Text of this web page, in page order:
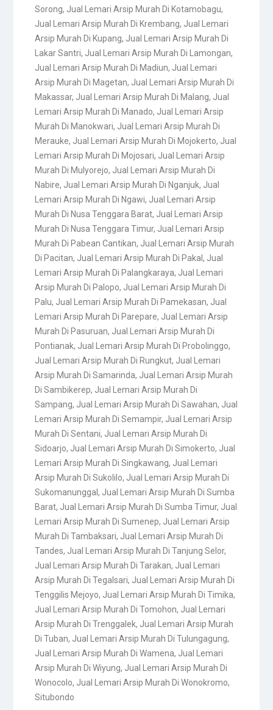
Sorong, Jual Lemari Arsip Murah Di Kotamobagu,
Jual Lemari Arsip Murah Di Krembang, Jual Lemari
Arsip Murah Di Kupang, Jual Lemari Arsip Murah Di
Lakar Santri, Jual Lemari Arsip Murah Di Lamongan,
Jual Lemari Arsip Murah Di Madiun, Jual Lemari
Arsip Murah Di Magetan, Jual Lemari Arsip Murah Di
Makassar, Jual Lemari Arsip Murah Di Malang, Jual
Lemari Arsip Murah Di Manado, Jual Lemari Arsip
Murah Di Manokwari, Jual Lemari Arsip Murah Di
Merauke, Jual Lemari Arsip Murah Di Mojokerto, Jual
Lemari Arsip Murah Di Mojosari, Jual Lemari Arsip
Murah Di Mulyorejo, Jual Lemari Arsip Murah Di
Nabire, Jual Lemari Arsip Murah Di Nganjuk, Jual
Lemari Arsip Murah Di Ngawi, Jual Lemari Arsip
Murah Di Nusa Tenggara Barat, Jual Lemari Arsip
Murah Di Nusa Tenggara Timur, Jual Lemari Arsip
Murah Di Pabean Cantikan, Jual Lemari Arsip Murah
Di Pacitan, Jual Lemari Arsip Murah Di Pakal , Jual
Lemari Arsip Murah Di Palangkaraya, Jual Lemari
Arsip Murah Di Palopo, Jual Lemari Arsip Murah Di
Palu, Jual Lemari Arsip Murah Di Pamekasan, Jual
Lemari Arsip Murah Di Parepare, Jual Lemari Arsip
Murah Di Pasuruan, Jual Lemari Arsip Murah Di
Pontianak, Jual Lemari Arsip Murah Di Probolinggo,
Jual Lemari Arsip Murah Di Rungkut, Jual Lemari
Arsip Murah Di Samarinda, Jual Lemari Arsip Murah
Di Sambikerep, Jual Lemari Arsip Murah Di
Sampang, Jual Lemari Arsip Murah Di Sawahan, Jual
Lemari Arsip Murah Di Semampir, Jual Lemari Arsip
Murah Di Sentani, Jual Lemari Arsip Murah Di
Sidoarjo, Jual Lemari Arsip Murah Di Simokerto, Jual
Lemari Arsip Murah Di Singkawang, Jual Lemari
Arsip Murah Di Sukolilo, Jual Lemari Arsip Murah Di
Sukomanunggal , Jual Lemari Arsip Murah Di Sumba
Barat, Jual Lemari Arsip Murah Di Sumba Timur, Jual
Lemari Arsip Murah Di Sumenep, Jual Lemari Arsip
Murah Di Tambaksari, Jual Lemari Arsip Murah Di
Tandes, Jual Lemari Arsip Murah Di Tanjung Selor,
Jual Lemari Arsip Murah Di Tarakan, Jual Lemari
Arsip Murah Di Tegalsari, Jual Lemari Arsip Murah Di
Tenggilis Mejoyo, Jual Lemari Arsip Murah Di Timika,
Jual Lemari Arsip Murah Di Tomohon, Jual Lemari
Arsip Murah Di Trenggalek, Jual Lemari Arsip Murah
Di Tuban, Jual Lemari Arsip Murah Di Tulungagung,
Jual Lemari Arsip Murah Di Wamena, Jual Lemari
Arsip Murah Di Wiyung, Jual Lemari Arsip Murah Di
Wonocolo, Jual Lemari Arsip Murah Di Wonokromo,
Situbondo